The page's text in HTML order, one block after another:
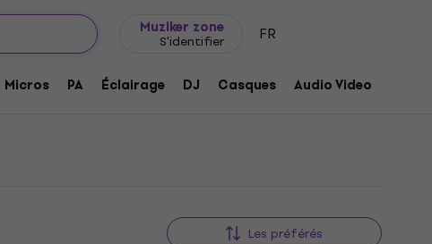
Muziker zone
S'identifier FR
Micros PA Éclairage DJ Casques Audio Video
Les préférés